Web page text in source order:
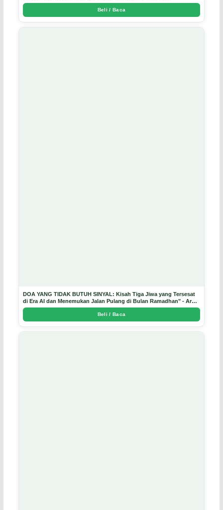
Beli / Baca
DOA YANG TIDAK BUTUH SINYAL: Kisah Tiga Jiwa yang Tersesat
di Era AI dan Menemukan Jalan Pulang di Bulan Ramadhan" - Arda
Dinata
Beli / Baca